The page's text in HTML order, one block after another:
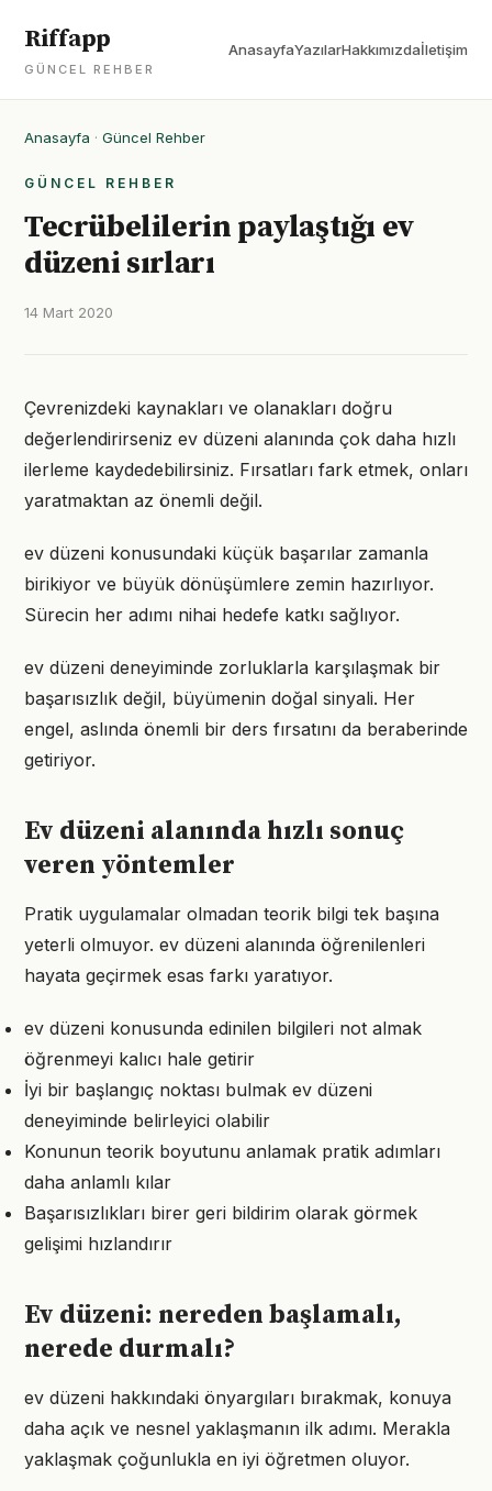
Riffapp
GÜNCEL REHBER
AnasayfaYazılarHakkımızdaİletişim
Anasayfa · Güncel Rehber
GÜNCEL REHBER
Tecrübelilerin paylaştığı ev
düzeni sırları
14 Mart 2020
Çevrenizdeki kaynakları ve olanakları doğru
değerlendirirseniz ev düzeni alanında çok daha hızlı
ilerleme kaydedebilirsiniz. Fırsatları fark etmek, onları
yaratmaktan az önemli değil.
ev düzeni konusundaki küçük başarılar zamanla
birikiyor ve büyük dönüşümlere zemin hazırlıyor.
Sürecin her adımı nihai hedefe katkı sağlıyor.
ev düzeni deneyiminde zorluklarla karşılaşmak bir
başarısızlık değil, büyümenin doğal sinyali. Her
engel, aslında önemli bir ders fırsatını da beraberinde
getiriyor.
Ev düzeni alanında hızlı sonuç
veren yöntemler
Pratik uygulamalar olmadan teorik bilgi tek başına
yeterli olmuyor. ev düzeni alanında öğrenilenleri
hayata geçirmek esas farkı yaratıyor.
ev düzeni konusunda edinilen bilgileri not almak
öğrenmeyi kalıcı hale getirir
İyi bir başlangıç noktası bulmak ev düzeni
deneyiminde belirleyici olabilir
Konunun teorik boyutunu anlamak pratik adımları
daha anlamlı kılar
Başarısızlıkları birer geri bildirim olarak görmek
gelişimi hızlandırır
Ev düzeni: nereden başlamalı,
nerede durmalı?
ev düzeni hakkındaki önyargıları bırakmak, konuya
daha açık ve nesnel yaklaşmanın ilk adımı. Merakla
yaklaşmak çoğunlukla en iyi öğretmen oluyor.